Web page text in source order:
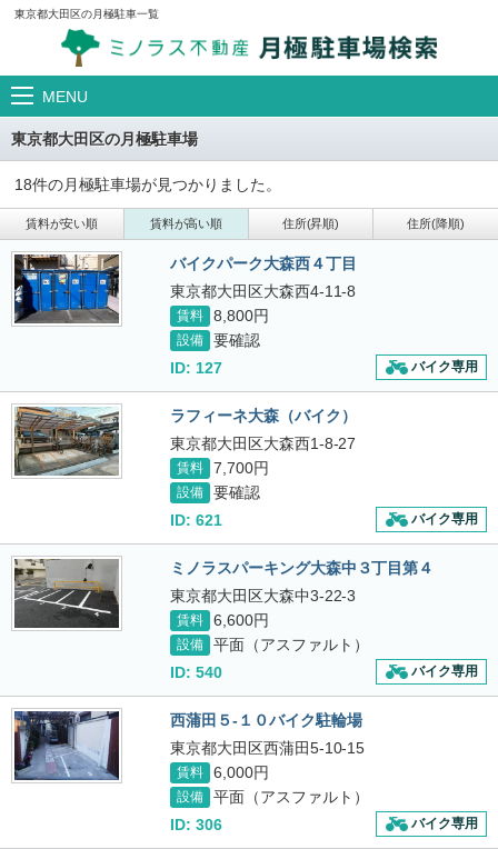
東京都大田区の月極駐車一覧
MENU
東京都大田区の月極駐車場
18件の月極駐車場が見つかりました。
賃料が安い順 賃料が高い順 住所(昇順) 住所(降順)
バイクパーク大森西４丁目
東京都大田区大森西4-11-8
賃料 8,800円
設備
要確認
ID: 127
バイク専用
ラフィーネ大森（バイク）
東京都大田区大森西1-8-27
賃料 7,700円
設備
要確認
ID: 621
バイク専用
ミノラスパーキング大森中３丁目第４
東京都大田区大森中3-22-3
賃料 6,600円
設備
平面（アスファルト）
ID: 540
バイク専用
西蒲田５-１０バイク駐輪場
東京都大田区西蒲田5-10-15
賃料 6,000円
設備
平面（アスファルト）
ID: 306
バイク専用